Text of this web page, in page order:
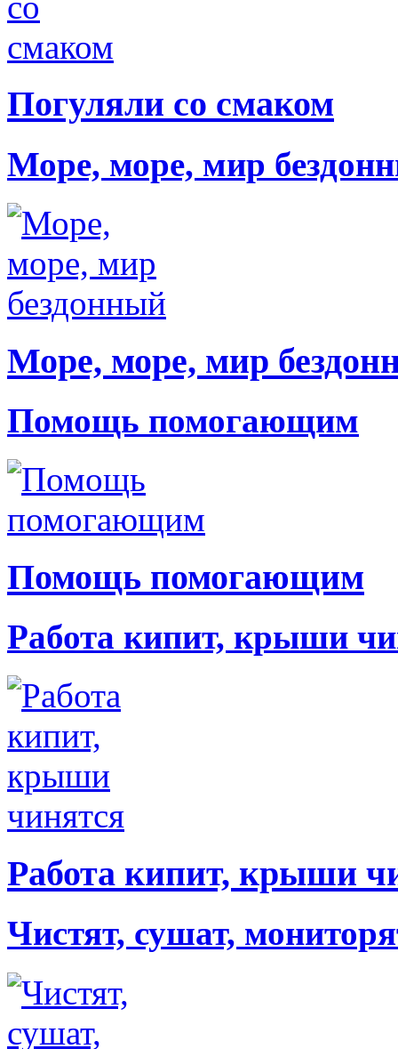
Погуляли со смаком
Море, море, мир
Море, море, мир
Помощь помогающим
Помощь помогающим
Работа кипит, крыши
Работа кипит, крыши
Чистят, сушат,